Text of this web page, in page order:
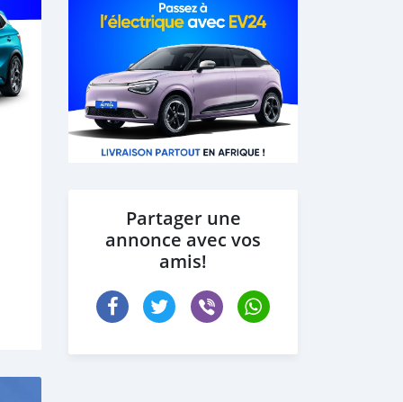
Partager une
annonce avec vos
amis!